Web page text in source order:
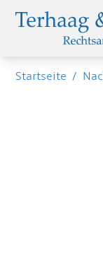
Startseite /